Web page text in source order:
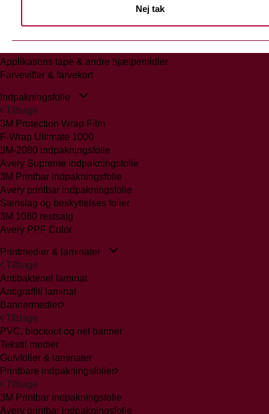
Nej tak
Glasmattering Ritrama/Fedrigoni
Applikations tape & andre hjælpemidler
Farvevifter & farvekort
Indpakningsfolie
Tilbage
3M Protection Wrap Film
F-Wrap Ultimate 1000
3M-2080 indpakningsfolie
Avery Supreme indpakningsfolie
3M Printbar indpakningsfolie
Avery printbar indpakningsfolie
Stenslag og beskyttelses folier
3M 1080 restsalg
Avery PPF Color
Printmedier & laminater
Tilbage
Antibakteriel laminat
Antigraffiti laminat
Bannermedier
Tilbage
PVC, blockout og net banner
Tekstil medier
Gulvfolier & laminater
Printbare indpakningsfolier
Tilbage
3M Printbar indpakningsfolie
Avery printbar indpakningsfolie